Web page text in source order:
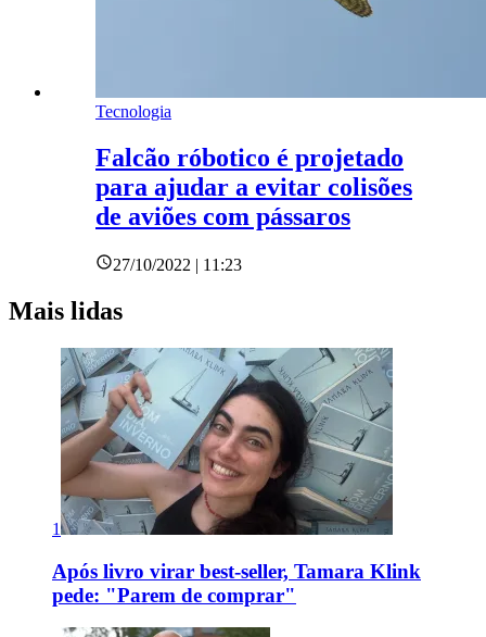
Tecnologia
Falcão róbotico é projetado
para ajudar a evitar colisões
de aviões com pássaros
27/10/2022 | 11:23
Mais lidas
1
Após livro virar best-seller, Tamara Klink
pede: "Parem de comprar"